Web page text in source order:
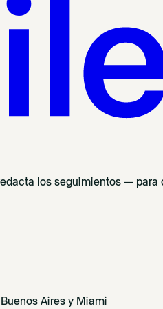
los seguimientos —
Aires y Miami